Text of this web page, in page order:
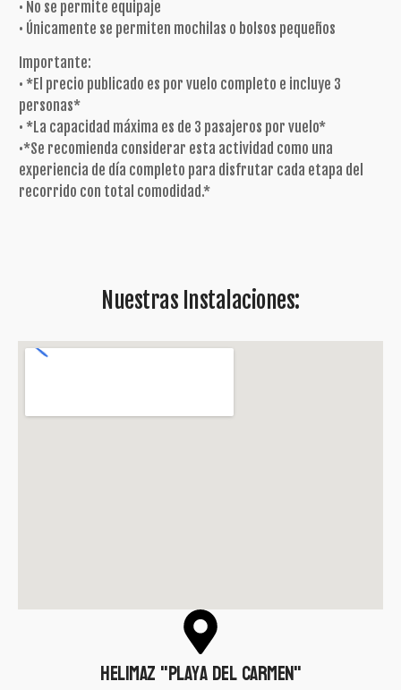
• No se permite equipaje
• Únicamente se permiten mochilas o bolsos pequeños
Importante:
• *El precio publicado es por vuelo completo e incluye 3
personas*
• *La capacidad máxima es de 3 pasajeros por vuelo*
•*Se recomienda considerar esta actividad como una
experiencia de día completo para disfrutar cada etapa del
recorrido con total comodidad.*
Nuestras Instalaciones:
Helimaz "Playa del carmen"